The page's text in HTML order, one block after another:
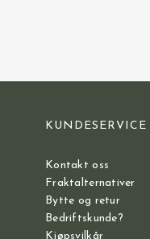
KUNDESERVICE
Kontakt oss
Fraktalternativer
Bytte og retur
Bedriftskunde?
Kjøpsvilkår